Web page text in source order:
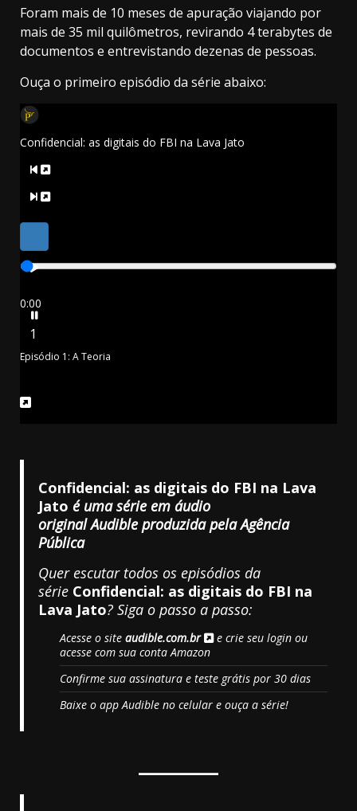
Foram mais de 10 meses de apuração viajando por
mais de 35 mil quilômetros, revirando 4 terabytes de
documentos e entrevistando dezenas de pessoas.
Ouça o primeiro episódio da série abaixo:
Confidencial: as digitais do FBI na Lava Jato
0:00
1
Episódio 1: A Teoria
Confidencial: as digitais do FBI na Lava
Jato é uma série em áudio
original Audible produzida pela Agência
Pública
Quer escutar todos os episódios da
série Confidencial: as digitais do FBI na
Lava Jato? Siga o passo a passo:
Acesse o site audible.com.br
e crie seu login ou
acesse com sua conta Amazon
Confirme sua assinatura e teste grátis por 30 dias
Baixe o app Audible no celular e ouça a série!